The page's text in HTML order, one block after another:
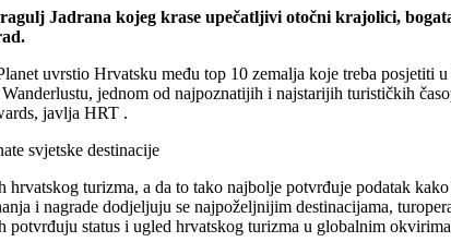
Jadrana kojeg krase upečatljivi otočni krajolici,
uvrstio Hrvatsku među top 10 zemalja koje treba
jednom od najpoznatijih i najstarijih turističkih
javlja HRT .
svjetske destinacije
turizma, a da to tako najbolje potvrđuje podatak
i nagrade dodjeljuju se najpoželjnijim destinacijama,
potvrđuju status i ugled hrvatskog turizma u globalnim